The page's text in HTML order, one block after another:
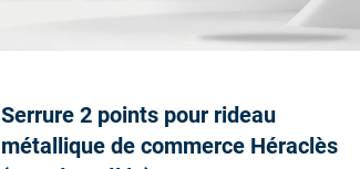
Serrure 2 points pour rideau
métallique de commerce Héraclès